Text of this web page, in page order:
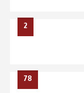
2
78